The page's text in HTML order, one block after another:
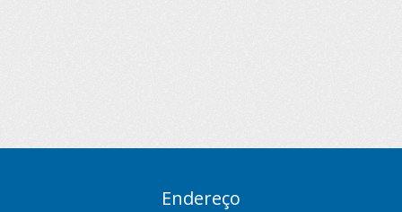
Endereço